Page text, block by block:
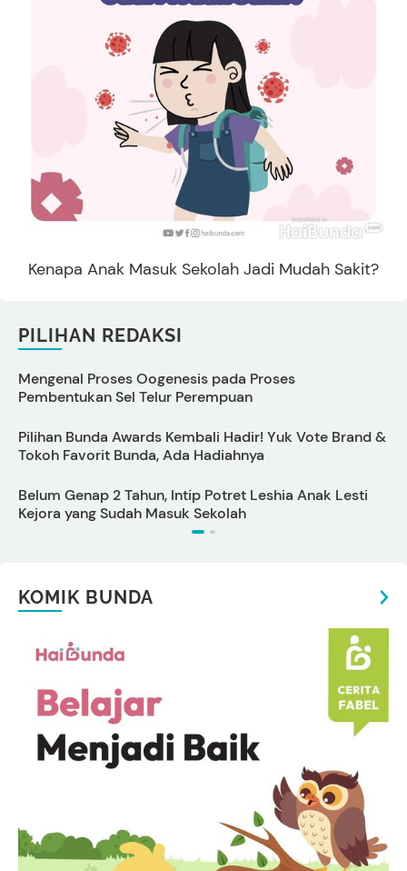
Kenapa Anak Masuk Sekolah Jadi Mudah Sakit?
PILIHAN REDAKSI
Mengenal Proses Oogenesis pada Proses
Pembentukan Sel Telur Perempuan
Pilihan Bunda Awards Kembali Hadir! Yuk Vote Brand &
Tokoh Favorit Bunda, Ada Hadiahnya
Belum Genap 2 Tahun, Intip Potret Leshia Anak Lesti
Kejora yang Sudah Masuk Sekolah
KOMIK BUNDA